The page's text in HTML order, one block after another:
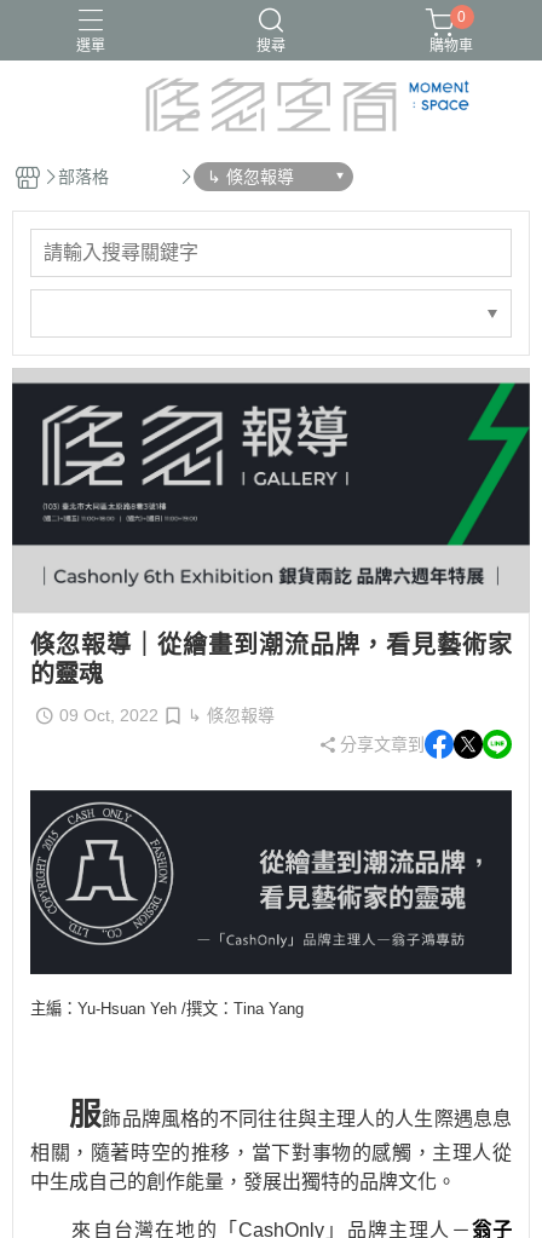
選單 搜尋
0
購物車
部落格 ↳ 倏忽報導
倏忽報導｜從繪畫到潮流品牌，看見藝術家
的靈魂
09 Oct, 2022
↳ 倏忽報導
分享文章到
主編：Yu-Hsuan Yeh /撰文：Tina Yang
服飾品牌風格的不同往往與主理人的人生際遇息息
相關，隨著時空的推移，當下對事物的感觸，主理人從
中生成自己的創作能量，發展出獨特的品牌文化。
來自台灣在地的「CashOnly」品牌主理人－翁子